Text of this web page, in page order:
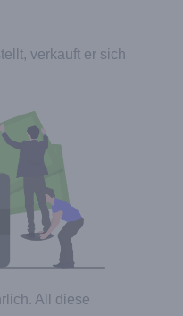
verkauft er sich
All diese